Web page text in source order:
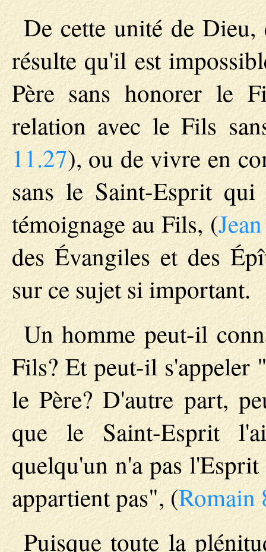
De cette unité de
résulte qu'il est
Père sans honorer le
relation avec le Fils
11.27), ou de vivre en
sans le Saint-Esprit
témoignage au Fils, (
des Évangiles et des
sur ce sujet si important.
Un homme peut-il
Fils? Et peut-il s'appeler
le Père? D'autre part,
que le Saint-Esprit
quelqu'un n'a pas
appartient pas", (Romain
Puisque toute la